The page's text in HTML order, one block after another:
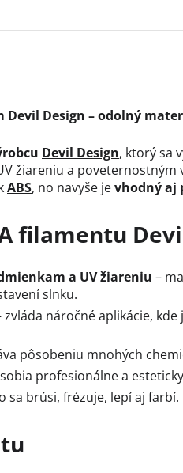
Devil Design – odolný
Devil Design, ktorý sa
žiareniu a poveternostným
ABS, no navyše jevhodný aj
filamentu
a UV žiareniu –
slnku.
zvláda náročné aplikácie,
pôsobeniu mnohých
profesionálne a
sa brúsi, frézuje, lepí aj farbí.